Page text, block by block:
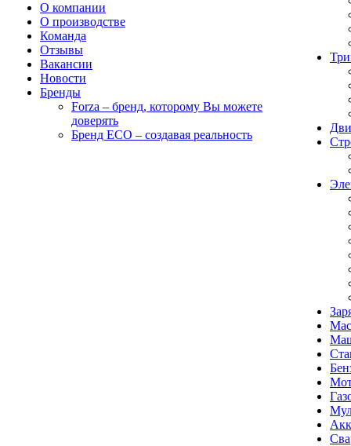
О компании
О производстве
Команда
Отзывы
Вакансии
Новости
Бренды
Forza – бренд, которому Вы можете
доверять
Бренд ECO – создавая реальность